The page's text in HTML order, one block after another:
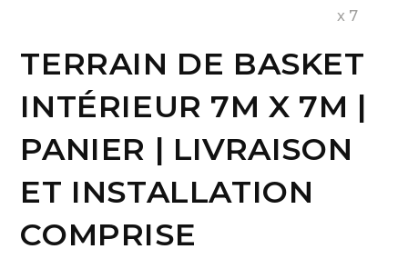
TERRAIN DE BASKET
INTÉRIEUR 7M X 7M |
PANIER | LIVRAISON
ET INSTALLATION
COMPRISE